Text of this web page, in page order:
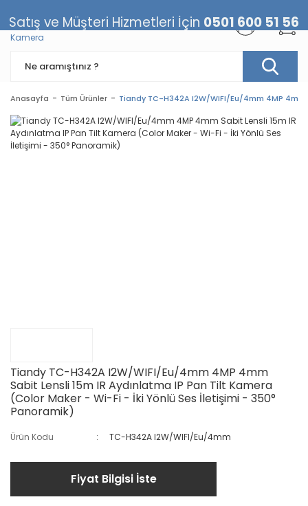
Anasayfa Tüm Ürünler Tiandy TC-H342A I2W/WIFI/Eu/4mm 4MP
Tiandy TC-H342A I2W/WIFI/Eu/4mm 4MP 4mm
Sabit Lensli 15m IR Aydınlatma IP Pan Tilt Kamera
(Color Maker - Wi-Fi - İki Yönlü Ses İletişimi - 350°
Panoramik)
Ürün Kodu TC-H342A I2W/WIFI/Eu/4mm
Fiyat Bilgisi İste
Satış ve Müşteri Hizmetleri İçin 0501 600 51 56